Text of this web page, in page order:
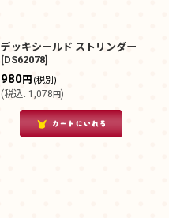
デッキシールド ストリンダー
[DS62078]
980円 (税別)
(税込: 1,078円)